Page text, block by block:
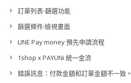
訂單列表-篩選功能
篩選條件:檢視畫面
LINE Pay money 預先申請流程
1shop x PAYUNi 統一金流
錯誤訊息：付款金額和訂單金額不一致。